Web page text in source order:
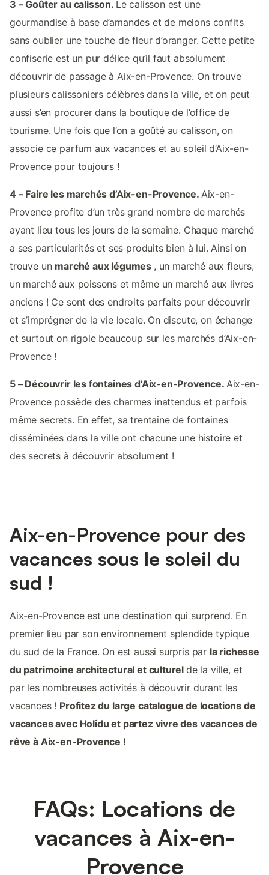
3 – Goûter au calisson. Le calisson est une
gourmandise à base d’amandes et de melons confits
sans oublier une touche de fleur d’oranger. Cette petite
confiserie est un pur délice qu’il faut absolument
découvrir de passage à Aix-en-Provence. On trouve
plusieurs calissoniers célèbres dans la ville, et on peut
aussi s’en procurer dans la boutique de l’office de
tourisme. Une fois que l’on a goûté au calisson, on
associe ce parfum aux vacances et au soleil d’Aix-en-
Provence pour toujours !
4 – Faire les marchés d’Aix-en-Provence. Aix-en-
Provence profite d’un très grand nombre de marchés
ayant lieu tous les jours de la semaine. Chaque marché
a ses particularités et ses produits bien à lui. Ainsi on
trouve un marché aux légumes , un marché aux fleurs,
un marché aux poissons et même un marché aux livres
anciens ! Ce sont des endroits parfaits pour découvrir
et s’imprégner de la vie locale. On discute, on échange
et surtout on rigole beaucoup sur les marchés d’Aix-en-
Provence !
5 – Découvrir les fontaines d’Aix-en-Provence. Aix-en-
Provence possède des charmes inattendus et parfois
même secrets. En effet, sa trentaine de fontaines
disséminées dans la ville ont chacune une histoire et
des secrets à découvrir absolument !
Aix-en-Provence pour des
vacances sous le soleil du
sud !
Aix-en-Provence est une destination qui surprend. En
premier lieu par son environnement splendide typique
du sud de la France. On est aussi surpris par la richesse
du patrimoine architectural et culturel de la ville, et
par les nombreuses activités à découvrir durant les
vacances ! Profitez du large catalogue de locations de
vacances avec Holidu et partez vivre des vacances de
rêve à Aix-en-Provence !
FAQs: Locations de
vacances à Aix-en-
Provence